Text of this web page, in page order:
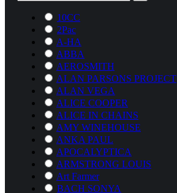
10CC
2Pac
A-HA
ABBA
AEROSMITH
ALAN PARSONS PROJECT
ALAN VEGA
ALICE COOPER
ALICE IN CHAINS
AMY WINEHOUSE
ANKA PAUL
APOCALYPTICA
ARMSTRONG LOUIS
Art Farmer
BACH SONYA